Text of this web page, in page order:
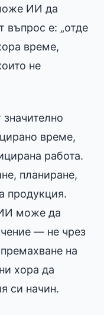
ИИ да
въпрос е: „отде
време,
не
време,
работа.
планиране,
продукция.
може да
— не чрез
на
хора да
си начин.